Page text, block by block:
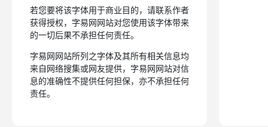
若您要将该字体用于商业目的，请联系作者
获得授权，字易网网站对您使用该字体带来
的一切后果不承担任何责任。
字易网网站所列之字体及其所有相关信息均
来自网络搜集或网友提供，字易网网站对信
息的准确性不提供任何担保，亦不承担任何
责任。